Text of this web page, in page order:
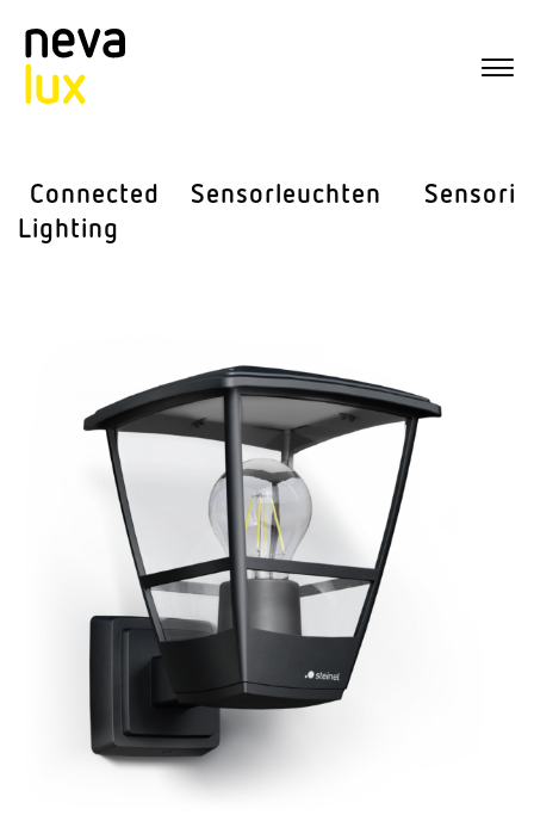
Connected
Lighting
Sensor­leuchten Sensorik